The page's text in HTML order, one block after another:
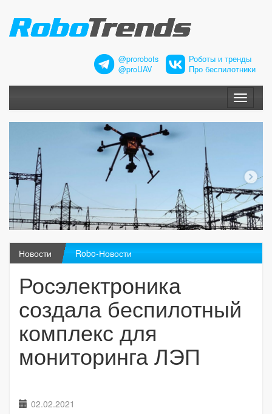
@prorobots
@proUAV
Роботы и тренды
Про беспилотники
Меню
Новости Robo-Новости
Росэлектроника
создала беспилотный
комплекс для
мониторинга ЛЭП
02.02.2021